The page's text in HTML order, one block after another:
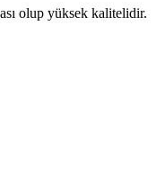
olup yüksek kalitelidir.